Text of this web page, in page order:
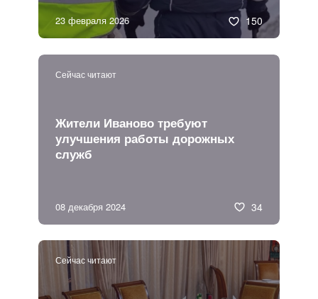
23 февраля 2026 150
Сейчас читают
Жители Иваново требуют
улучшения работы дорожных
служб
08 декабря 2024 34
Сейчас читают